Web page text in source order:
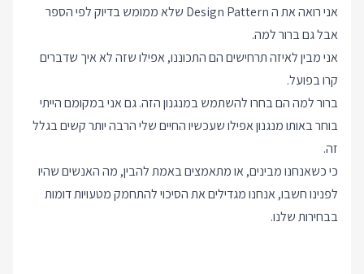
אני רואה את ה Design Pattern שלא ממומש בדיוק לפי הספר
אבל גם ברור למה.
אני מבין לאיזה תרחישים הם התכוננו, אפילו שזה לא איך שדברים
קרו בפועל.
ברור למה הם בחרו להשתמש במנגנון הזה. גם אני במקומם הייתי
בוחר באותו מנגנון אפילו שעכשיו החיים שלי הרבה יותר קשים בגלל
זה.
כי כשאנחנו מבינים, או מתאמצים באמת להבין, מה האנשים שהיו
לפנינו חשבו, אנחנו מגדילים את הסיכוי להתחמק מטעויות דומות
בבחירות שלנו.